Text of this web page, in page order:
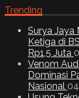
Trending
Surya Jaya
Ketiga di
Rp1,5 Juta
Venom
Dominasi
Nasional